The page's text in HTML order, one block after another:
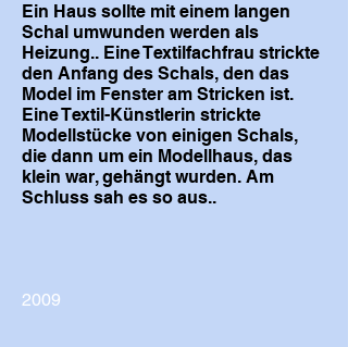
Ein Haus sollte mit einem langen
Schal umwunden werden als
Heizung.. Eine Textilfachfrau strickte
den Anfang des Schals, den das
Model im Fenster am Stricken ist.
Eine Textil-Künstlerin strickte
Modellstücke von einigen Schals,
die dann um ein Modellhaus, das
klein war, gehängt wurden. Am
Schluss sah es so aus..
2009